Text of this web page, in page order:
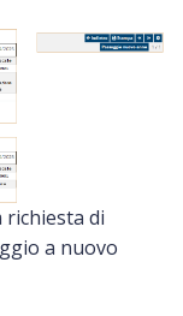
di
a nuovo